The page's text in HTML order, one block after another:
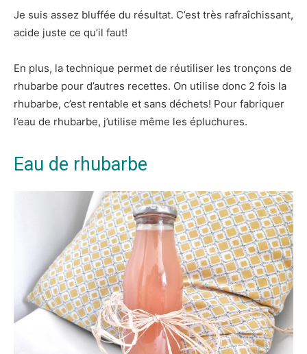
Je suis assez bluffée du résultat. C’est très rafraîchissant,
acide juste ce qu’il faut!
En plus, la technique permet de réutiliser les tronçons de
rhubarbe pour d’autres recettes. On utilise donc 2 fois la
rhubarbe, c’est rentable et sans déchets! Pour fabriquer
l’eau de rhubarbe, j’utilise même les épluchures.
Eau de rhubarbe